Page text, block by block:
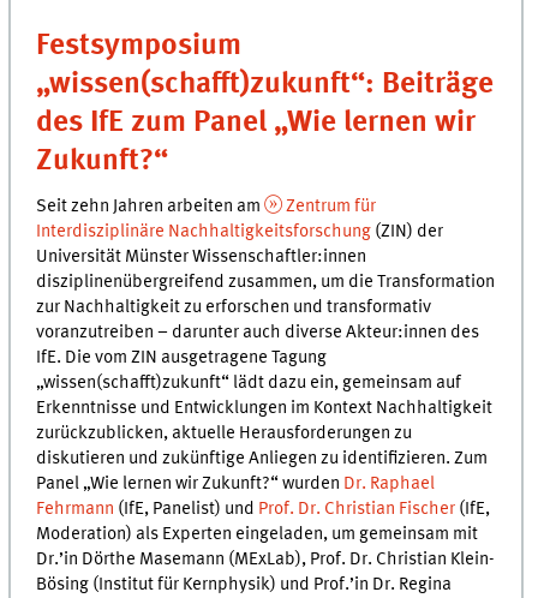
Festsymposium
„wissen(schafft)zukunft“: Beiträge
des IfE zum Panel „Wie lernen wir
Zukunft?“
Seit zehn Jahren arbeiten am
Zentrum für
Interdisziplinäre Nachhaltigkeitsforschung (ZIN) der
Universität Münster Wissenschaftler:innen
disziplinenübergreifend zusammen, um die Transformation
zur Nachhaltigkeit zu erforschen und transformativ
voranzutreiben – darunter auch diverse Akteur:innen des
IfE. Die vom ZIN ausgetragene Tagung
„wissen(schafft)zukunft“ lädt dazu ein, gemeinsam auf
Erkenntnisse und Entwicklungen im Kontext Nachhaltigkeit
zurückzublicken, aktuelle Herausforderungen zu
diskutieren und zukünftige Anliegen zu identifizieren. Zum
Panel „Wie lernen wir Zukunft?“ wurden Dr. Raphael
Fehrmann (IfE, Panelist) und Prof. Dr. Christian Fischer (IfE,
Moderation) als Experten eingeladen, um gemeinsam mit
Dr.’in Dörthe Masemann (MExLab), Prof. Dr. Christian Klein-
Bösing (Institut für Kernphysik) und Prof.’in Dr. Regina